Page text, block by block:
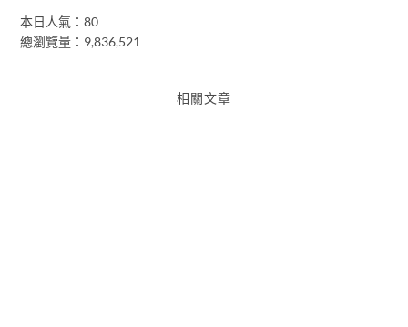
本日人氣：80
總瀏覽量：9,836,521
相關文章